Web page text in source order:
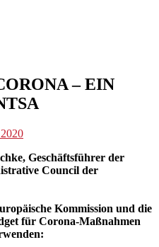
– EIN
Geschäftsführer der
Council der
Kommission und die
für Corona-Maßnahmen